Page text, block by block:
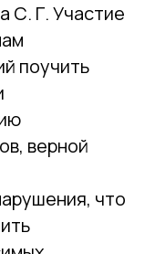
С. Г. Участие
поучить
верной
что